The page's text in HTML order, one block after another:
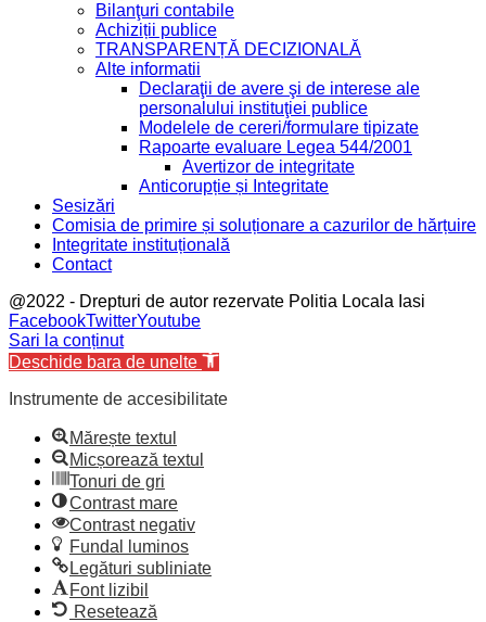
Bilanţuri contabile
Achiziții publice
TRANSPARENȚĂ DECIZIONALĂ
Alte informatii
Declaraţii de avere şi de interese ale
personalului instituţiei publice
Modelele de cereri/formulare tipizate
Rapoarte evaluare Legea 544/2001
Avertizor de integritate
Anticorupție și Integritate
Sesizări
Comisia de primire și soluționare a cazurilor de hărțuire
Integritate instituțională
Contact
@2022 - Drepturi de autor rezervate Politia Locala Iasi
FacebookTwitterYoutube
Sari la conținut
Deschide bara de unelte
Instrumente de accesibilitate
Mărește textul
Micșorează textul
Tonuri de gri
Contrast mare
Contrast negativ
Fundal luminos
Legături subliniate
Font lizibil
Resetează